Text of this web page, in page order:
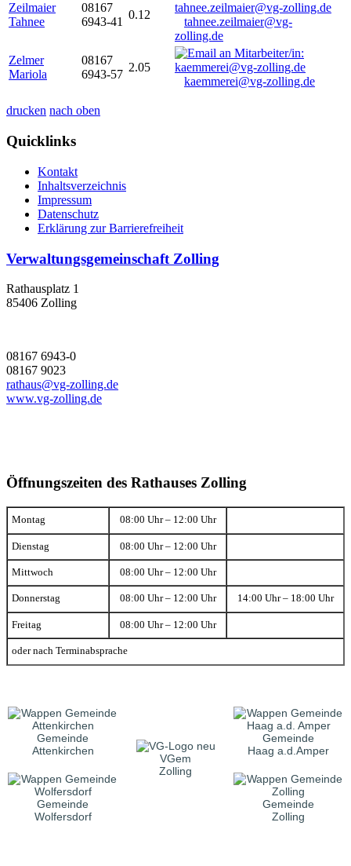
Zeilmaier
Tahnee
08167
6943-41
0.12
tahnee.zeilmaier@vg-
zolling.de
Zelmer
Mariola
08167
6943-57
2.05
kaemmerei@vg-zolling.de
drucken nach oben
Quicklinks
Kontakt
Inhaltsverzeichnis
Impressum
Datenschutz
Erklärung zur Barrierefreiheit
Verwaltungsgemeinschaft Zolling
Rathausplatz 1
85406 Zolling
08167 6943-0
08167 9023
rathaus@vg-zolling.de
www.vg-zolling.de
Öffnungszeiten des Rathauses Zolling
Montag 08:00 Uhr – 12:00 Uhr
Dienstag 08:00 Uhr – 12:00 Uhr
Mittwoch 08:00 Uhr – 12:00 Uhr
Donnerstag 08:00 Uhr – 12:00 Uhr 14:00 Uhr – 18:00 Uhr
Freitag 08:00 Uhr – 12:00 Uhr
oder nach Terminabsprache
Gemeinde
Attenkirchen
VGem
Zolling
Gemeinde
Haag a.d.Amper
Gemeinde
Wolfersdorf
Gemeinde
Zolling